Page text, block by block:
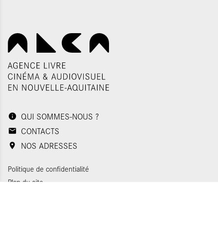
QUI SOMMES-NOUS ?
CONTACTS
NOS ADRESSES
Politique de confidentialité
Plan du site